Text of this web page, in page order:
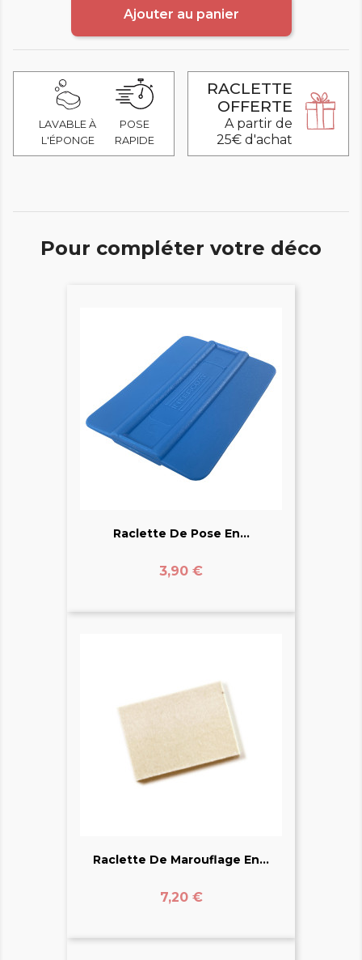
Ajouter au panier
LAVABLE À
L'ÉPONGE
POSE
RAPIDE
RACLETTE
OFFERTE
A partir de
25€ d'achat
Pour compléter votre déco
Raclette De Pose En...
Prix
3,90 €
Raclette De Marouflage En...
Prix
7,20 €